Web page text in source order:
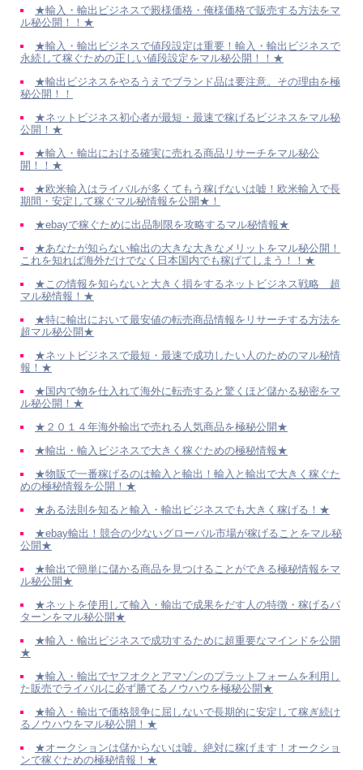
★輸入・輸出ビジネスで殿様価格・俺様価格で販売する方法をマ
ル秘公開！！★
★輸入・輸出ビジネスで値段設定は重要！輸入・輸出ビジネスで
永続して稼ぐための正しい値段設定をマル秘公開！！★
★輸出ビジネスをやるうえでブランド品は要注意。その理由を極
秘公開！！
★ネットビジネス初心者が最短・最速で稼げるビジネスをマル秘
公開！★
★輸入・輸出における確実に売れる商品リサーチをマル秘公
開！！★
★欧米輸入はライバルが多くてもう稼げないは嘘！欧米輸入で長
期間・安定して稼ぐマル秘情報を公開★！
★ebayで稼ぐために出品制限を攻略するマル秘情報★
★あなたが知らない輸出の大きな大きなメリットをマル秘公開！
これを知れば海外だけでなく日本国内でも稼げてしまう！！★
★この情報を知らないと大きく損をするネットビジネス戦略 超
マル秘情報！★
★特に輸出において最安値の転売商品情報をリサーチする方法を
超マル秘公開★
★ネットビジネスで最短・最速で成功したい人のためのマル秘情
報！★
★国内で物を仕入れて海外に転売すると驚くほど儲かる秘密をマ
ル秘公開！★
★２０１４年海外輸出で売れる人気商品を極秘公開★
★輸出・輸入ビジネスで大きく稼ぐための極秘情報★
★物販で一番稼げるのは輸入と輸出！輸入と輸出で大きく稼ぐた
めの極秘情報を公開！★
★ある法則を知ると輸入・輸出ビジネスでも大きく稼げる！★
★ebay輸出！競合の少ないグローバル市場が稼げることをマル秘
公開★
★輸出で簡単に儲かる商品を見つけることができる極秘情報をマ
ル秘公開★
★ネットを使用して輸入・輸出で成果をだす人の特徴・稼げるパ
ターンをマル秘公開★
★輸入・輸出ビジネスで成功するために超重要なマインドを公開
★
★輸入・輸出でヤフオクとアマゾンのプラットフォームを利用し
た販売でライバルに必ず勝てるノウハウを極秘公開★
★輸入・輸出で価格競争に屈しないで長期的に安定して稼ぎ続け
るノウハウをマル秘公開！★
★オークションは儲からないは嘘。絶対に稼げます！オークショ
ンで稼ぐための極秘情報！★